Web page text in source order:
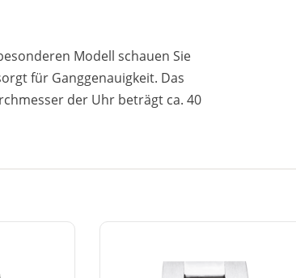
Modell schauen Sie
für Ganggenauigkeit. Das
der Uhr beträgt ca. 40